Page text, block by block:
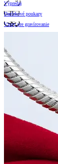
Výpredaj
Darčekové poukazy
Vzory pre gravírovanie